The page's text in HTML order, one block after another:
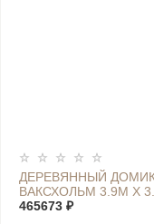
ДЕРЕВЯННЫЙ
ВАКСХОЛЬМ 3.9М Х
465673 ₽